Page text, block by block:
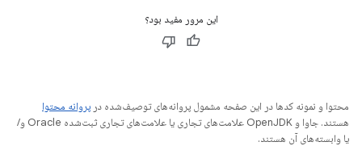
این مرور مفید بود؟
محتوا و نمونه کدها در این صفحه مشمول پروانه‌های توصیف‌شده در پروانه محتوا
هستند. جاوا و OpenJDK علامت‌های تجاری یا علامت‌های تجاری ثبت‌شده Oracle و/
یا وابسته‌های آن هستند.